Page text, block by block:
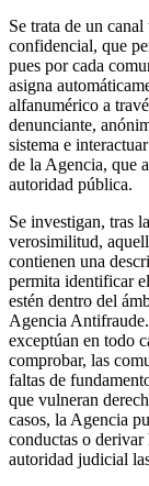
Se trata de un
confidencial, que
pues por cada
asigna
alfanumérico a
denunciante,
sistema e
de la Agencia, que
autoridad pública.
Se investigan, tras
verosimilitud,
contienen una
permita identificar
estén dentro del
Agencia
exceptúan en todo
comprobar, las
faltas de
que vulneran
casos, la Agencia
conductas o
autoridad judicial